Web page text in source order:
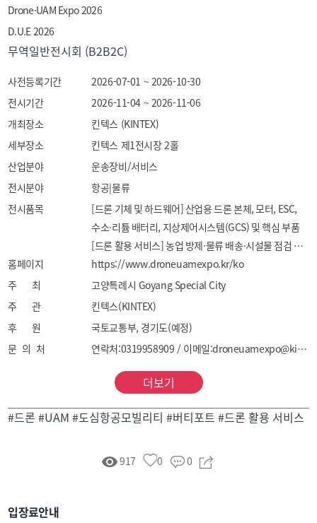
Drone·UAM Expo 2026
D.U.E 2026
무역일반전시회 (B2B2C)
사전등록기간
2026-07-01 ~ 2026-10-30
전시기간
2026-11-04 ~ 2026-11-06
개최장소
킨텍스 (KINTEX)
세부장소
킨텍스 제1전시장 2홀
산업분야
운송장비/서비스
전시분야
항공|물류
전시품목
[드론 기체 및 하드웨어] 산업용 드론 본체, 모터, ESC,
수소·리튬 배터리, 지상제어시스템(GCS) 및 핵심 부품
[드론 활용 서비스] 농업 방제·물류 배송·시설물 점검
시스템, 드론 기반 통신망 및 특수 목적 운용 솔루션
[UAM 인프라] 전기 수직 이착륙기(eVTOL), 버티포트
설계·시공, 저고도 교통관리 체계(UTM) 및 통신 인프라
매핑 및 디지털 트윈 구축, AI 기반 데이터 분석
소프트웨어
[안티드론 및 보안시스템] 탐지 레이더, RF 스캐너,
무력화 장비(Jammer), 주요 시설 통합 보안 관제
플랫폼
서비스
홈페이지
https://www.droneuamexpo.kr/ko
주 최
고양특례시 Goyang Special City
주 관
킨텍스(KINTEX)
후 원
국토교통부, 경기도(예정)
문 의 처
연락처:0319958909 / 이메일:droneuamexpo@kintex.com
더보기
#드론 #UAM #도심항공모빌리티 #버티포트 #드론 활용 서비스
917 0 0
입장료안내